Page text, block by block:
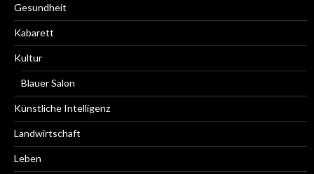
Gesundheit
Kabarett
Kultur
Blauer Salon
Künstliche Intelligenz
Landwirtschaft
Leben